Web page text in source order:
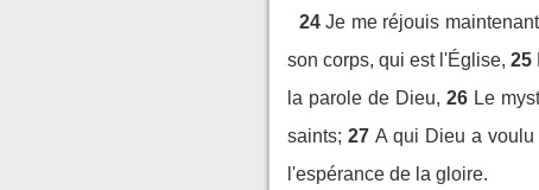
24 Je me réjouis
son corps, qui est l'Église, 25
la parole de Dieu, 26 Le
saints; 27 A qui Dieu a
l'espérance de la gloire.